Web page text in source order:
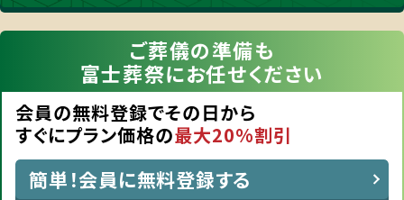
ご葬儀の準備も
富士葬祭にお任せください
会員の無料登録でその日から
すぐにプラン価格の最大20%割引
簡単！会員に無料登録する